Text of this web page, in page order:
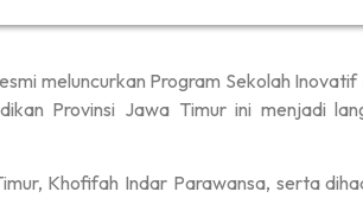
meluncurkan Program Sekolah
Provinsi Jawa Timur ini menjadi
Khofifah Indar Parawansa, serta